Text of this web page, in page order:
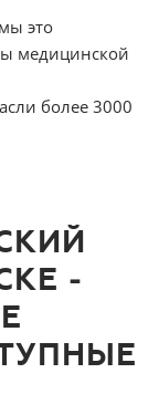
это
медицинской
более 3000
‑